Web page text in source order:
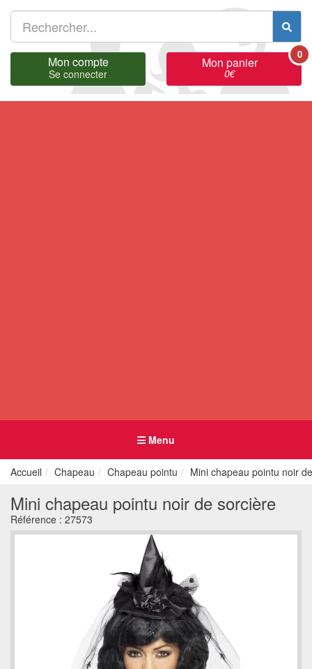
Mon compte
Se connecter
Mon panier
0€
0
Menu
Accueil Chapeau Chapeau pointu Mini chapeau pointu noir
Mini chapeau pointu noir de sorcière
Référence : 27573